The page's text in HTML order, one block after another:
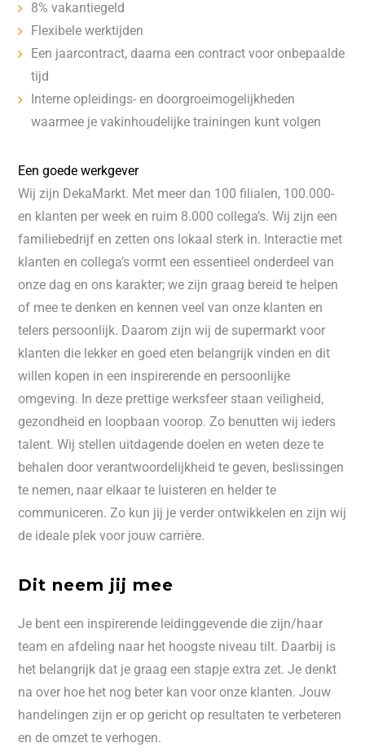
8% vakantiegeld
Flexibele werktijden
Een jaarcontract, daarna een contract voor onbepaalde
tijd
Interne opleidings- en doorgroeimogelijkheden
waarmee je vakinhoudelijke trainingen kunt volgen
Een goede werkgever
Wij zijn DekaMarkt. Met meer dan 100 filialen, 100.000-
en klanten per week en ruim 8.000 collega’s. Wij zijn een
familiebedrijf en zetten ons lokaal sterk in. Interactie met
klanten en collega’s vormt een essentieel onderdeel van
onze dag en ons karakter; we zijn graag bereid te helpen
of mee te denken en kennen veel van onze klanten en
telers persoonlijk. Daarom zijn wij de supermarkt voor
klanten die lekker en goed eten belangrijk vinden en dit
willen kopen in een inspirerende en persoonlijke
omgeving. In deze prettige werksfeer staan veiligheid,
gezondheid en loopbaan voorop. Zo benutten wij ieders
talent. Wij stellen uitdagende doelen en weten deze te
behalen door verantwoordelijkheid te geven, beslissingen
te nemen, naar elkaar te luisteren en helder te
communiceren. Zo kun jij je verder ontwikkelen en zijn wij
de ideale plek voor jouw carrière.
Dit neem jij mee
Je bent een inspirerende leidinggevende die zijn/haar
team en afdeling naar het hoogste niveau tilt. Daarbij is
het belangrijk dat je graag een stapje extra zet. Je denkt
na over hoe het nog beter kan voor onze klanten. Jouw
handelingen zijn er op gericht op resultaten te verbeteren
en de omzet te verhogen.